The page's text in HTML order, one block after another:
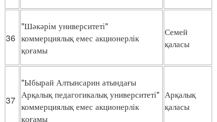
36
"Шәкәрім университеті"
коммерциялық емес акционерлік
қоғамы
Семей
қаласы
37
"Ыбырай Алтынсарин атындағы
Арқалық педагогикалық университеті"
коммерциялық емес акционерлік
қоғамы
Арқалық
қаласы